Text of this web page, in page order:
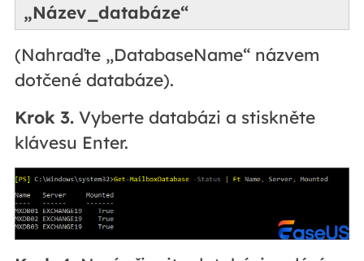
„Název_databáze“
(Nahraďte „DatabaseName“ názvem
dotčené databáze).
Krok 3.Vyberte databázi a stiskněte
klávesu Enter.